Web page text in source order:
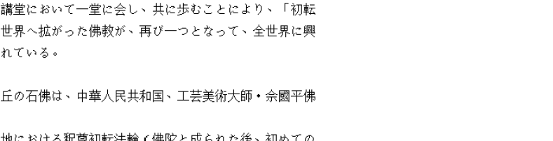
堂において一堂に会し、共に歩むことにより、「初転
界へ拡がった佛教が、再び一つとなって、全世界に興
ている。
の石佛は、中華人民共和国、工芸美術大師・佘國平佛